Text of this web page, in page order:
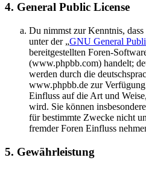
4. General Public License
Du nimmst zur Kenntnis,
unter der „GNU General
bereitgestellten Foren-
(www.phpbb.com) handelt;
werden durch die
www.phpbb.de zur
Einfluss auf die Art und
wird. Sie können
für bestimmte Zwecke nicht
fremder Foren Einfluss
5. Gewährleistung